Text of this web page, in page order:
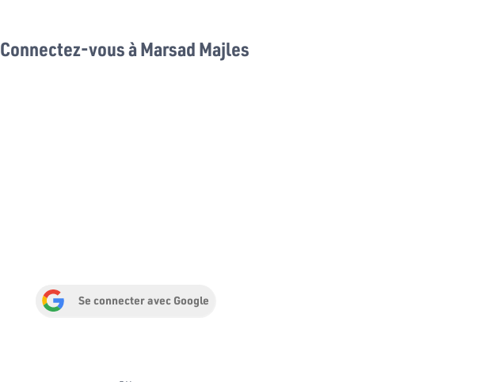
Connectez-vous à Marsad Majles
Se connecter avec Google